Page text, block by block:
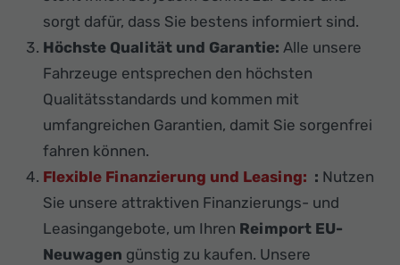
sorgt dafür, dass Sie bestens informiert sind.
Höchste Qualität und Garantie: Alle unsere
Fahrzeuge entsprechen den höchsten
Qualitätsstandards und kommen mit
umfangreichen Garantien, damit Sie sorgenfrei
fahren können.
Flexible Finanzierung und Leasing: : Nutzen
Sie unsere attraktiven Finanzierungs- und
Leasingangebote, um Ihren Reimport EU-
Neuwagen günstig zu kaufen. Unsere